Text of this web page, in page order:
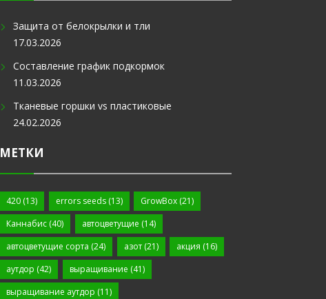
Защита от белокрылки и тли
17.03.2026
Составление график подкормок
11.03.2026
Тканевые горшки vs пластиковые
24.02.2026
МЕТКИ
420 (13) errors seeds(13) GrowBox (21)
Каннабис (40) автоцветущие (14)
автоцветущие сорта (24) азот(21) акция (16)
аутдор (42) выращивание (41)
выращивание аутдор (11)